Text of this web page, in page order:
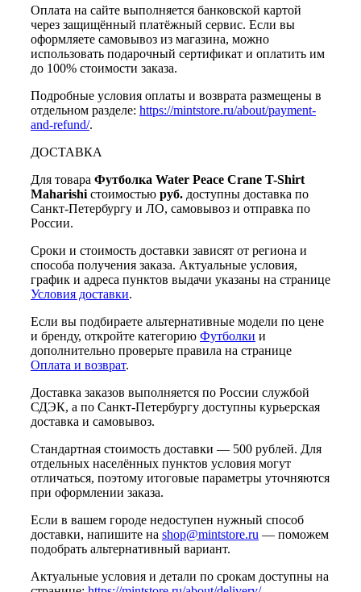
Оплата на сайте выполняется банковской картой
через защищённый платёжный сервис. Если вы
оформляете самовывоз из магазина, можно
использовать подарочный сертификат и оплатить им
до 100% стоимости заказа.
Подробные условия оплаты и возврата размещены в
отдельном разделе: https://mintstore.ru/about/payment-
and-refund/.
ДОСТАВКА
Для товара Футболка Water Peace Crane T-Shirt
Maharishi стоимостью руб. доступны доставка по
Санкт-Петербургу и ЛО, самовывоз и отправка по
России.
Сроки и стоимость доставки зависят от региона и
способа получения заказа. Актуальные условия,
график и адреса пунктов выдачи указаны на странице
Условия доставки.
Если вы подбираете альтернативные модели по цене
и бренду, откройте категорию Футболки и
дополнительно проверьте правила на странице
Оплата и возврат.
Доставка заказов выполняется по России службой
СДЭК, а по Санкт-Петербургу доступны курьерская
доставка и самовывоз.
Стандартная стоимость доставки — 500 рублей. Для
отдельных населённых пунктов условия могут
отличаться, поэтому итоговые параметры уточняются
при оформлении заказа.
Если в вашем городе недоступен нужный способ
доставки, напишите на shop@mintstore.ru — поможем
подобрать альтернативный вариант.
Актуальные условия и детали по срокам доступны на